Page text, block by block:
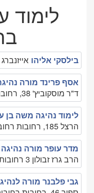
לימוד
בילסקי אליהו אייזנברג 33 רחובות רחובות , 0546670870
אסף פרינד מורה
ד"ר מוסקוביץ' 38, רחובות רחובות , 052-3203434
לימוד נהיגה משה בן
הרצל 185, רחובות רחובות , 08-9365060
מדר עופר מורה נהיגה
הרב גרז זבולון 3 רחובות , 052-2558666
גבי פלבנר מורה